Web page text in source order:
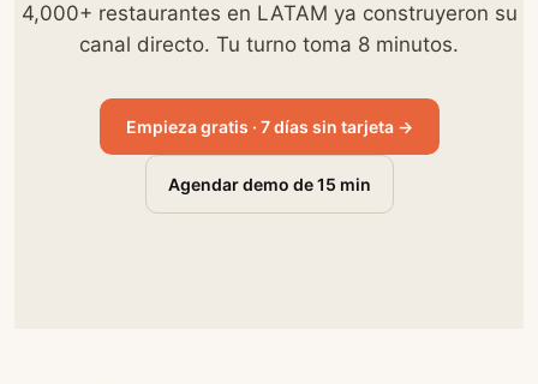
4,000+ restaurantes en LATAM ya construyeron su
canal directo. Tu turno toma 8 minutos.
Empieza gratis · 7 días sin tarjeta →
Agendar demo de 15 min